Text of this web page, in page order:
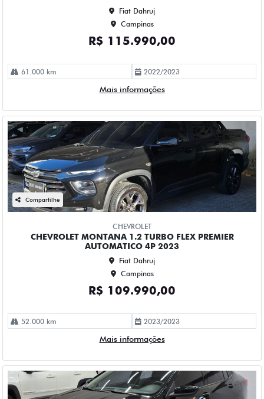
2023/2023
Mais informações
Compartilhe
CHEVROLET
CHEVROLET ONIX 1.0 TURBO FLEX LTZ AUTOMATICO 4P
2023
Fiat Dahruj
Campinas
R$ 84.990,00
2023/2023
Mais informações